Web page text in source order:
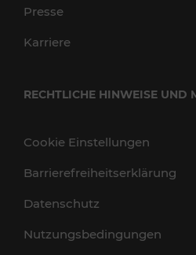
Presse
Karriere
RECHTLICHE HINWEISE UND
Cookie Einstellungen
Barrierefreiheitserklärung
Datenschutz
Nutzungsbedingungen